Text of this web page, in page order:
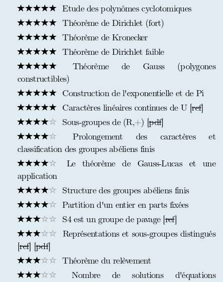
Etude des polynômes cyclotomiques
Théorème de Dirichlet (fort)
Théorème de Kronecker
Théorème de Dirichlet faible
Théorème de Gauss (polygones
constructibles)
Construction de l'exponentielle et de Pi
Caractères linéaires continues de U [ref]
Sous-groupes de (R,+) [pdf]
Prolongement des caractères et
classification des groupes abéliens finis
Le théorème de Gauss-Lucas et une
application
Structure des groupes abéliens finis
Partition d'un entier en parts fixées
S4 est un groupe de pavage [ref]
Représentations et sous-groupes distingués
[ref] [pdf]
Théorème du relèvement
Nombre de solutions d'équations